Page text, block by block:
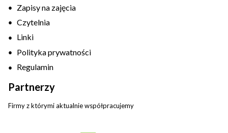
Zapisy na zajęcia
Czytelnia
Linki
Polityka prywatności
Regulamin
Partnerzy
Firmy z którymi aktualnie współpracujemy